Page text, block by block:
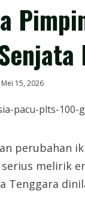
Mei 15, 2026
perubahan
serius melirik
Tenggara